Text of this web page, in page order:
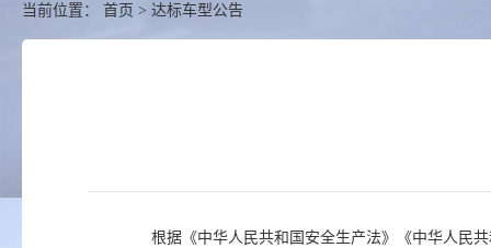
当前位置： 首页 > 达标车型公告
根据《中华人民共和国安全生产法》《中华人民